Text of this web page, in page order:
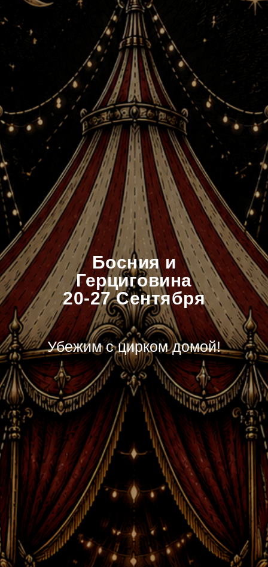
Босния и
Герциговина
20-27 Сентября
Убежим с цирком домой!